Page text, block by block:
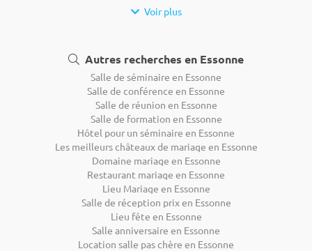
Voir plus
Autres recherches en Essonne
Salle de séminaire en Essonne
Salle de conférence en Essonne
Salle de réunion en Essonne
Salle de formation en Essonne
Hôtel pour un séminaire en Essonne
Les meilleurs châteaux de mariage en Essonne
Domaine mariage en Essonne
Restaurant mariage en Essonne
Lieu Mariage en Essonne
Salle de réception prix en Essonne
Lieu fête en Essonne
Salle anniversaire en Essonne
Location salle pas chère en Essonne